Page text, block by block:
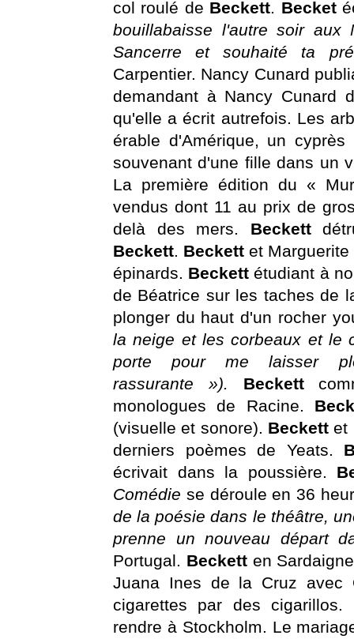
col roulé de Beckett. Becket
bouillabaisse l'autre soir aux
Sancerre et souhaité ta
Carpentier. Nancy Cunard
demandant à Nancy Cunard
qu'elle a écrit autrefois. Les
érable d'Amérique, un
souvenant d'une fille dans un
La première édition du «
vendus dont 11 au prix de
delà des mers. Beckett
Beckett. Beckettet
épinards. Beckettétudiant à
de Béatrice sur les taches de
plonger du haut d'un rocher
la neige et les corbeaux et le
porte pour me laisser
rassurante »). Beckett
monologues de Racine.
(visuelle et sonore). Beckettet
derniers poèmes de Yeats.
écrivait dans la poussière.
Comédie se déroule en 36
de la poésie dans le théâtre,
prenne un nouveau départ
Portugal. Beckett en
Juana Ines de la Cruz avec
cigarettes par des cigarillos.
rendre à Stockholm. Le